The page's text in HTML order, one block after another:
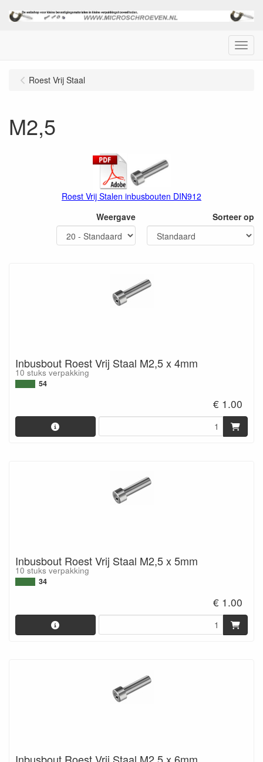
Menu
Roest Vrij Staal
M2,5
Roest Vrij Stalen inbusbouten DIN912
Weergave
Sorteer op
Inbusbout Roest Vrij Staal M2,5 x 4mm
10 stuks verpakking
54
€ 1.00
Inbusbout Roest Vrij Staal M2,5 x 5mm
10 stuks verpakking
34
€ 1.00
Inbusbout Roest Vrij Staal M2,5 x 6mm